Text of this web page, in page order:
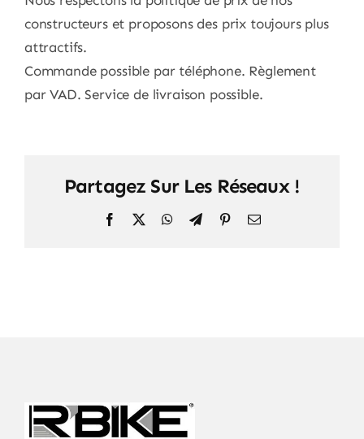
constructeurs et proposons des prix toujours plus
attractifs.
Commande possible par téléphone. Règlement
par VAD. Service de livraison possible.
Partagez Sur Les Réseaux !
Facebook WhatsAppTelegramPinterestEmail